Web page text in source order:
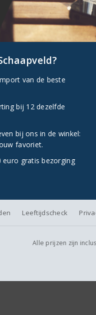
van de beste
bij 12 dezelfde
bij ons in de winkel:
favoriet.
euro gratis bezorging
Leeftijdscheck
Alle prijzen zijn